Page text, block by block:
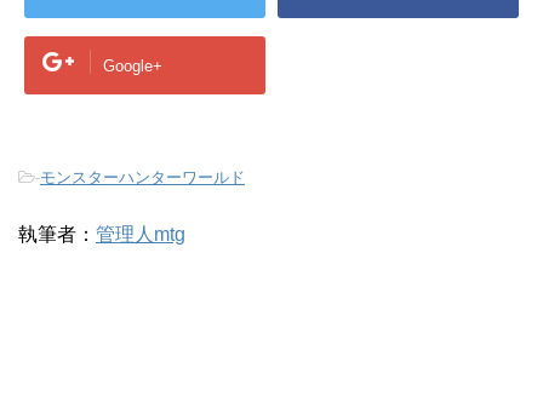
Google+
-モンスターハンターワールド
執筆者： 管理人mtg